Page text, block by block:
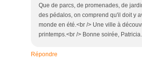
Que de parcs, de promenades, de
des pédalos, on comprend qu'il doit y
monde en été.<br /> Une ville à
printemps.<br /> Bonne soirée,
Répondre